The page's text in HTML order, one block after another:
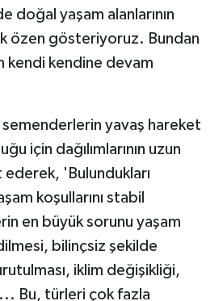
doğal yaşam alanlarının
özen gösteriyoruz. Bundan
kendi kendine devam
semenderlerin yavaş hareket
için dağılımlarının uzun
ederek, 'Bulundukları
koşullarını stabil
en büyük sorunu yaşam
bilinçsiz şekilde
iklim değişikliği,
Bu, türleri çok fazla